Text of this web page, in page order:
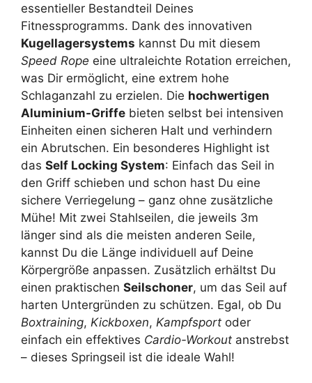
essentieller Bestandteil Deines
Fitnessprogramms. Dank des innovativen
Kugellagersystems kannst Du mit diesem
Speed Rope eine ultraleichte Rotation erreichen,
was Dir ermöglicht, eine extrem hohe
Schlaganzahl zu erzielen. Die hochwertigen
Aluminium-Griffe bieten selbst bei intensiven
Einheiten einen sicheren Halt und verhindern
ein Abrutschen. Ein besonderes Highlight ist
das Self Locking System: Einfach das Seil in
den Griff schieben und schon hast Du eine
sichere Verriegelung – ganz ohne zusätzliche
Mühe! Mit zwei Stahlseilen, die jeweils 3m
länger sind als die meisten anderen Seile,
kannst Du die Länge individuell auf Deine
Körpergröße anpassen. Zusätzlich erhältst Du
einen praktischen Seilschoner, um das Seil auf
harten Untergründen zu schützen. Egal, ob Du
Boxtraining, Kickboxen, Kampfsport oder
einfach ein effektives Cardio-Workout anstrebst
– dieses Springseil ist die ideale Wahl!